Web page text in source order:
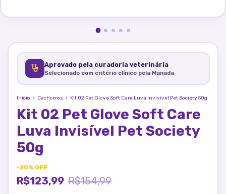
Aprovado pela curadoria veterinária
Selecionado com critério clínico pela Manada
Início › Cachorros › Kit 02 Pet Glove Soft Care Luva Invisível Pet Society 50g
Kit 02 Pet Glove Soft Care
Luva Invisível Pet Society
50g
-20% OFF
R$123,99 R$154,99